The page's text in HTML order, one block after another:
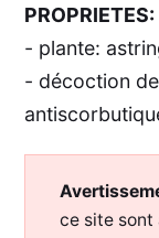
PROPRIETES:
- plante:
- décoction
ce site